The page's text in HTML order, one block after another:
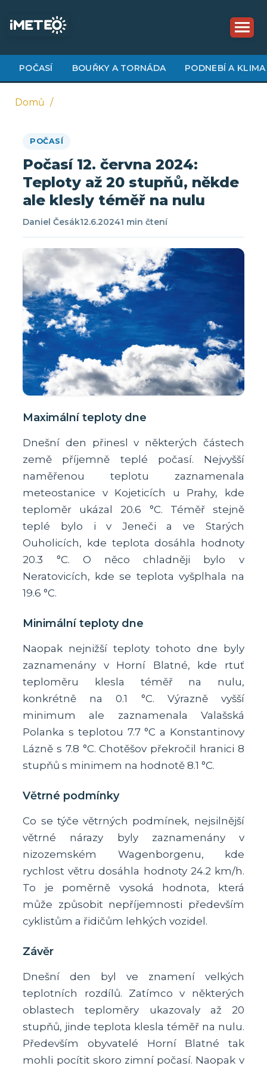
obsahu
POČASÍ BOUŘKY A TORNÁDA PODNEBÍ A KLIMA
navigace
Domů
POČASÍ
Počasí 12. června 2024:
Teploty až 20 stupňů, někde
ale klesly téměř na nulu
Daniel Česák12.6.20241 min čtení
Maximální teploty dne
Dnešní den přinesl v některých částech
země příjemně teplé počasí. Nejvyšší
naměřenou teplotu zaznamenala
meteostanice v Kojeticích u Prahy, kde
teploměr ukázal 20.6 °C. Téměř stejně
teplé bylo i v Jeneči a ve Starých
Ouholicích, kde teplota dosáhla hodnoty
20.3 °C. O něco chladněji bylo v
Neratovicích, kde se teplota vyšplhala na
19.6 °C.
Minimální teploty dne
Naopak nejnižší teploty tohoto dne byly
zaznamenány v Horní Blatné, kde rtuť
teploměru klesla téměř na nulu,
konkrétně na 0.1 °C. Výrazně vyšší
minimum ale zaznamenala Valašská
Polanka s teplotou 7.7 °C a Konstantinovy
Lázně s 7.8 °C. Chotěšov překročil hranici 8
stupňů s minimem na hodnotě 8.1 °C.
Větrné podmínky
Co se týče větrných podmínek, nejsilnější
větrné nárazy byly zaznamenány v
nizozemském Wagenborgenu, kde
rychlost větru dosáhla hodnoty 24.2 km/h.
To je poměrně vysoká hodnota, která
může způsobit nepříjemnosti především
cyklistům a řidičům lehkých vozidel.
Závěr
Dnešní den byl ve znamení velkých
teplotních rozdílů. Zatímco v některých
oblastech teploměry ukazovaly až 20
stupňů, jinde teplota klesla téměř na nulu.
Především obyvatelé Horní Blatné tak
mohli pocítit skoro zimní počasí. Naopak v